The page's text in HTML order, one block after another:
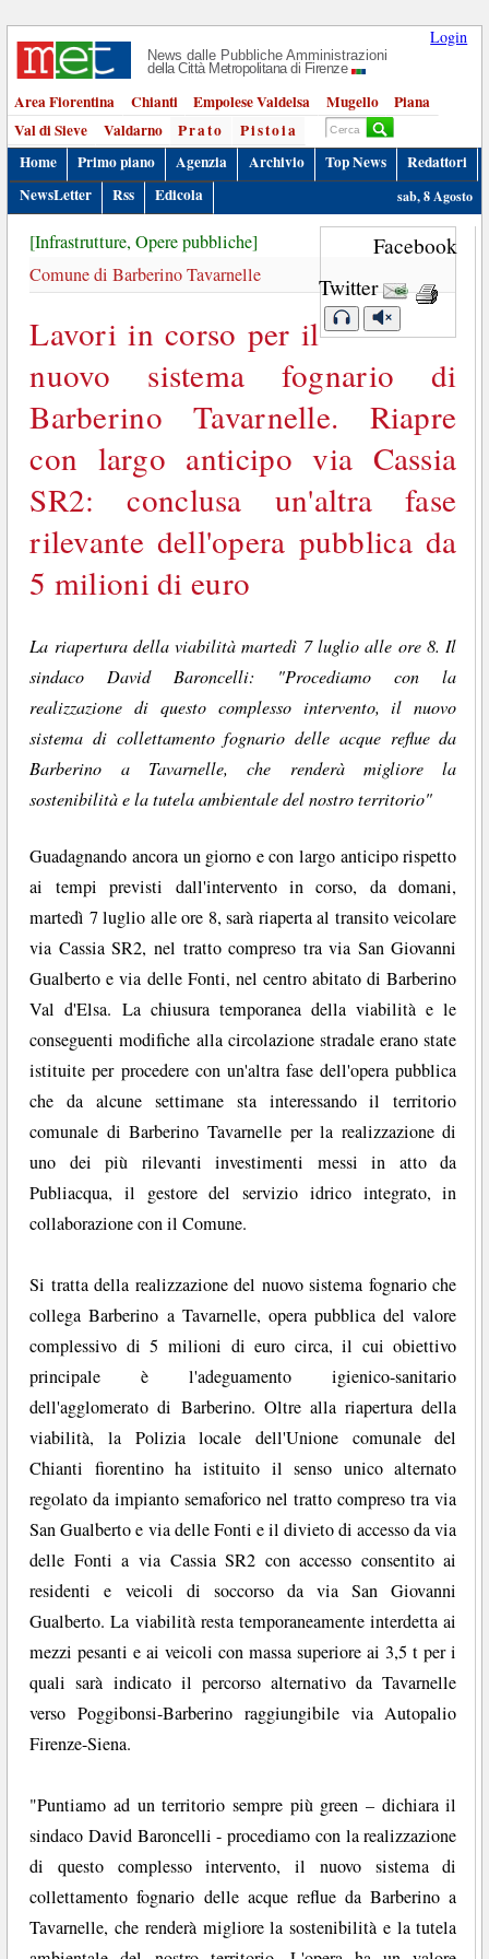
Login
News dalle Pubbliche Amministrazioni
della Città Metropolitana di Firenze
Area Fiorentina Chianti Empolese Valdelsa Mugello
Piana
Val di Sieve
Valdarno Prato
Pistoia
Home
Primo piano Agenzia Archivio Top News
Redattori
NewsLetter
Rss Edicola sab, 8 Agosto
Facebook
Twitter
[Infrastrutture, Opere pubbliche]
Comune di Barberino Tavarnelle
Lavori in corso per il
nuovo sistema fognario di
Barberino Tavarnelle. Riapre
con largo anticipo via Cassia
SR2: conclusa un'altra fase
rilevante dell'opera pubblica da
5 milioni di euro
La riapertura della viabilità martedì 7 luglio alle ore 8. Il
sindaco David Baroncelli: "Procediamo con la
realizzazione di questo complesso intervento, il nuovo
sistema di collettamento fognario delle acque reflue da
Barberino a Tavarnelle, che renderà migliore la
sostenibilità e la tutela ambientale del nostro territorio"
Guadagnando ancora un giorno e con largo anticipo rispetto
ai tempi previsti dall'intervento in corso, da domani,
martedì 7 luglio alle ore 8, sarà riaperta al transito veicolare
via Cassia SR2, nel tratto compreso tra via San Giovanni
Gualberto e via delle Fonti, nel centro abitato di Barberino
Val d'Elsa. La chiusura temporanea della viabilità e le
conseguenti modifiche alla circolazione stradale erano state
istituite per procedere con un'altra fase dell'opera pubblica
che da alcune settimane sta interessando il territorio
comunale di Barberino Tavarnelle per la realizzazione di
uno dei più rilevanti investimenti messi in atto da
Publiacqua, il gestore del servizio idrico integrato, in
collaborazione con il Comune.
Si tratta della realizzazione del nuovo sistema fognario che
collega Barberino a Tavarnelle, opera pubblica del valore
complessivo di 5 milioni di euro circa, il cui obiettivo
principale è l'adeguamento igienico-sanitario
dell'agglomerato di Barberino. Oltre alla riapertura della
viabilità, la Polizia locale dell'Unione comunale del
Chianti fiorentino ha istituito il senso unico alternato
regolato da impianto semaforico nel tratto compreso tra via
San Gualberto e via delle Fonti e il divieto di accesso da via
delle Fonti a via Cassia SR2 con accesso consentito ai
residenti e veicoli di soccorso da via San Giovanni
Gualberto. La viabilità resta temporaneamente interdetta ai
mezzi pesanti e ai veicoli con massa superiore ai 3,5 t per i
quali sarà indicato il percorso alternativo da Tavarnelle
verso Poggibonsi-Barberino raggiungibile via Autopalio
Firenze-Siena.
"Puntiamo ad un territorio sempre più green – dichiara il
sindaco David Baroncelli - procediamo con la realizzazione
di questo complesso intervento, il nuovo sistema di
collettamento fognario delle acque reflue da Barberino a
Tavarnelle, che renderà migliore la sostenibilità e la tutela